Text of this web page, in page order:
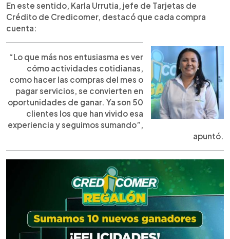
En este sentido, Karla Urrutia, jefe de Tarjetas de
Crédito de Credicomer, destacó que cada compra
cuenta:
“Lo que más nos entusiasma es ver
cómo actividades cotidianas,
como hacer las compras del mes o
pagar servicios, se convierten en
oportunidades de ganar. Ya son 50
clientes los que han vivido esa
experiencia y seguimos sumando”,
apuntó.